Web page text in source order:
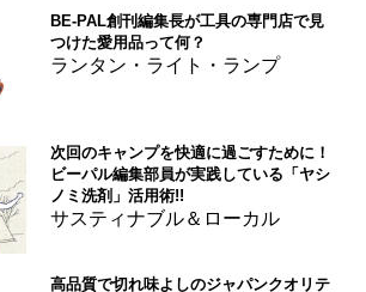
BE-PAL創刊編集長が工具の専門店で見
つけた愛用品って何？
ランタン・ライト・ランプ
次回のキャンプを快適に過ごすために！
ビーパル編集部員が実践している「ヤシ
ノミ洗剤」活用術!!
サスティナブル＆ローカル
高品質で切れ味よしのジャパンクオリテ